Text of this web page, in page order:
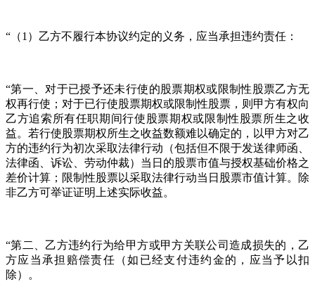
“（1）乙方不履行本协议约定的义务，应当承担违约责任：
“第一、对于已授予还未行使的股票期权或限制性股票乙方无
权再行使；对于已行使股票期权或限制性股票，则甲方有权向
乙方追索所有任职期间行使股票期权或限制性股票所生之收
益。若行使股票期权所生之收益数额难以确定的，以甲方对乙
方的违约行为初次采取法律行动（包括但不限于发送律师函、
法律函、诉讼、劳动仲裁）当日的股票市值与授权基础价格之
差价计算；限制性股票以采取法律行动当日股票市值计算。除
非乙方可举证证明上述实际收益。
“第二、乙方违约行为给甲方或甲方关联公司造成损失的，乙
方应当承担赔偿责任（如已经支付违约金的，应当予以扣
除）。